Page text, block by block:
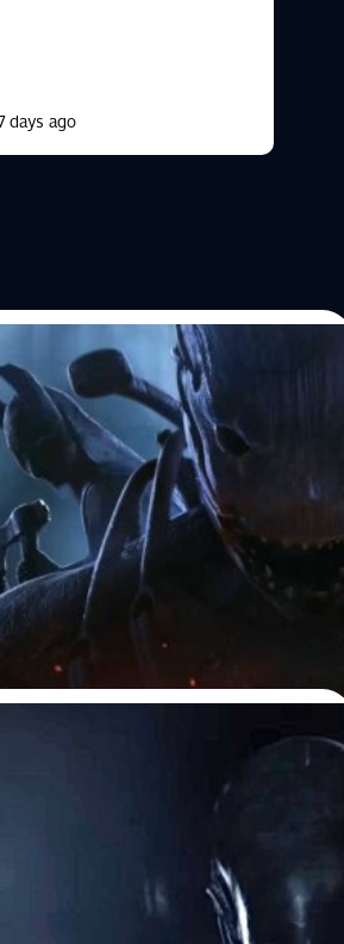
days ago
ยังไม่จำเป็นต้องมีภาค
Interactive กล่าว
MP1ST ทางสื่อได้สัมภาษณ์ประธาน
Interactive มาติเยอ โกเต
ยวกับความเป็นไปได้ที่ Dead by Daylight
ศรี| 1043 days ago
ะเป็น Xenomorph จากแฟรนไชส์
แฟน ๆ คุ้นเคยกันดี และนอกจากการนำ
นเกม Dead by Daylight